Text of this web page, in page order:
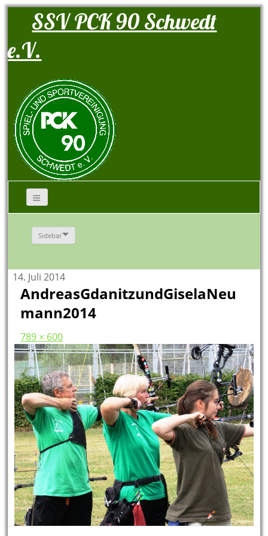
SSV PCK 90 Schwedt
e.V.
Sidebar
14. Juli 2014
AndreasGdanitzundGiselaNeu
mann2014
789 × 600